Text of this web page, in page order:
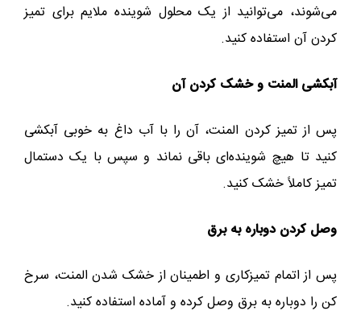
می‌شوند، می‌توانید از یک محلول شوینده ملایم برای تمیز
کردن آن استفاده کنید.
آبکشی المنت و خشک کردن آن
پس از تمیز کردن المنت، آن را با آب داغ به خوبی آبکشی
کنید تا هیچ شوینده‌ای باقی نماند و سپس با یک دستمال
تمیز کاملاً خشک کنید.
وصل کردن دوباره به برق
پس از اتمام تمیزکاری و اطمینان از خشک شدن المنت، سرخ
کن را دوباره به برق وصل کرده و آماده استفاده کنید.